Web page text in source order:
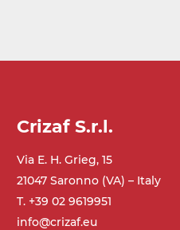
Crizaf S.r.l.
Via E. H. Grieg, 15
21047 Saronno (VA) – Italy
T. +39 02 9619951
info@crizaf.eu